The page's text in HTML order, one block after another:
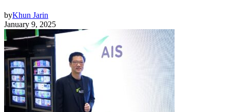
byKhun Jarin
January 9, 2025